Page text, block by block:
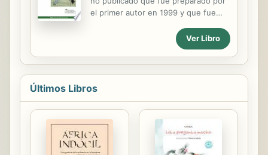
contrario, el suministro continuo e
indiscriminado de los materiales de
construcción, sin el aporte de los
fundamentos en los que se basa su
manejo. Así, lo que se pretende con
el...
el primer autor en 1999 y que fue
Sede Palmira de la Universidad
Nacional de Colombia. En general,
esta versión cubre los mismos
insecto, el muestreo de poblaciones,
el papel de los insectos como
vectores de enfermedades de
plantas, el control biológico y el
Ver Libro
Últimos Libros